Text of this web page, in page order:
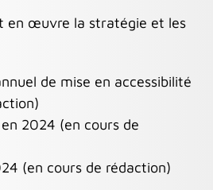
en œuvre la stratégie et les
de mise en accessibilité
2024 (en cours de
(en cours de rédaction)